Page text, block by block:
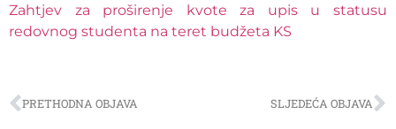
Zahtjev za proširenje kvote za upis u statusu
redovnog studenta na teret budžeta KS
PRETHODNA OBJAVA SLJEDEĆA OBJAVA